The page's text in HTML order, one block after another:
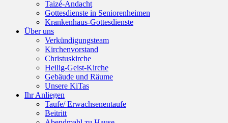
Taizé-Andacht
Gottesdienste in Seniorenheimen
Krankenhaus-Gottesdienste
Über uns
Verkündigungsteam
Kirchenvorstand
Christuskirche
Heilig-Geist-Kirche
Gebäude und Räume
Unsere KiTas
Ihr Anliegen
Taufe/ Erwachsenentaufe
Beitritt